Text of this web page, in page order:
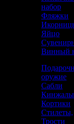
набор
Фляжки
Яйцо
Винный
оружие
Сабли
Кинжалы
Кортики
Стилеты,
Трости